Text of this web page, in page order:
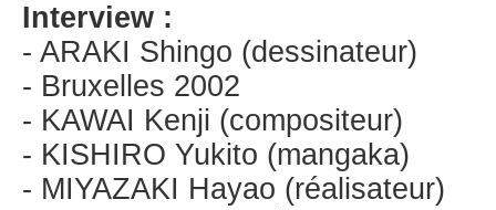
Interview :
- ARAKI Shingo (dessinateur)
- Bruxelles 2002
- KAWAI Kenji (compositeur)
- KISHIRO Yukito (mangaka)
- MIYAZAKI Hayao (réalisateur)